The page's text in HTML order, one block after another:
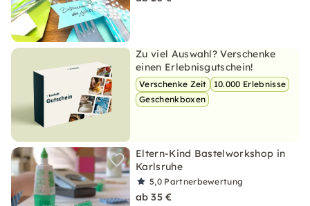
Zu viel Auswahl? Verschenke
einen Erlebnisgutschein!
Verschenke Zeit
10.000 Erlebnisse
Geschenkboxen
Eltern-Kind Bastelworkshop in
Karlsruhe
5,0 Partnerbewertung
ab 35 €